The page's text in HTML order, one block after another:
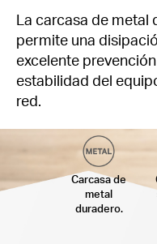
La carcasa de metal
permite una
excelente
estabilidad del
red.
Carcasa de
metal
duradero.